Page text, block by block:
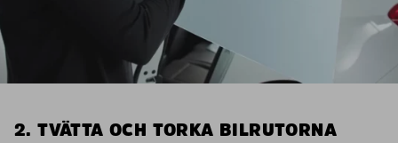
2. TVÄTTA OCH TORKA BILRUTORNA